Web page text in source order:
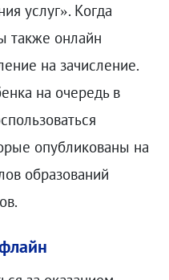
услуг». Когда
также онлайн
на зачисление.
на очередь в
опубликованы на
образований